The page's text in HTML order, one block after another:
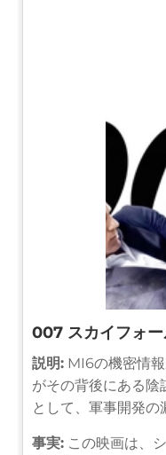
007 スカイフォ
説明: MI6の機密情
がその背後にある陰
として、軍事開発の
事実: この映画は、